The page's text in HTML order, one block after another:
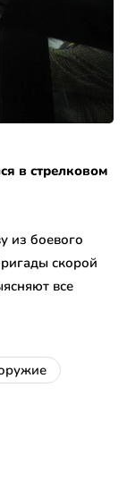
в стрелковом
из боевого
скорой
все